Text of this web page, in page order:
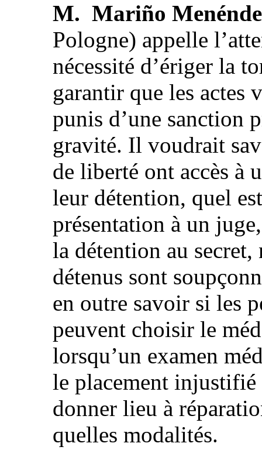
M. Mariño
Pologne) appelle
nécessité d’ériger la
garantir que les actes
punis d’une sanction
gravité. Il voudrait
de liberté ont accès à
leur détention, quel
présentation à un
la détention au
détenus sont
en outre savoir si les
peuvent choisir le
lorsqu’un examen
le placement
donner lieu à
quelles modalités.